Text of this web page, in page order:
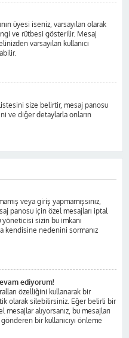
üyesi iseniz, varsayılan olarak
ve rütbesi gösterilir. Mesaj
varsayılan kullanıcı
size belirtir, mesaj panosu
ve diğer detaylarla onların
veya giriş yapmamışsınız,
panosu için özel mesajları iptal
sizin bu imkanı
kendisine nedenini sormanız
ediyorum!
özelliğini kullanarak bir
olarak silebilirsiniz. Eğer belirli bir
mesajlar alıyorsanız, bu mesajları
bir kullanıcıyı önleme